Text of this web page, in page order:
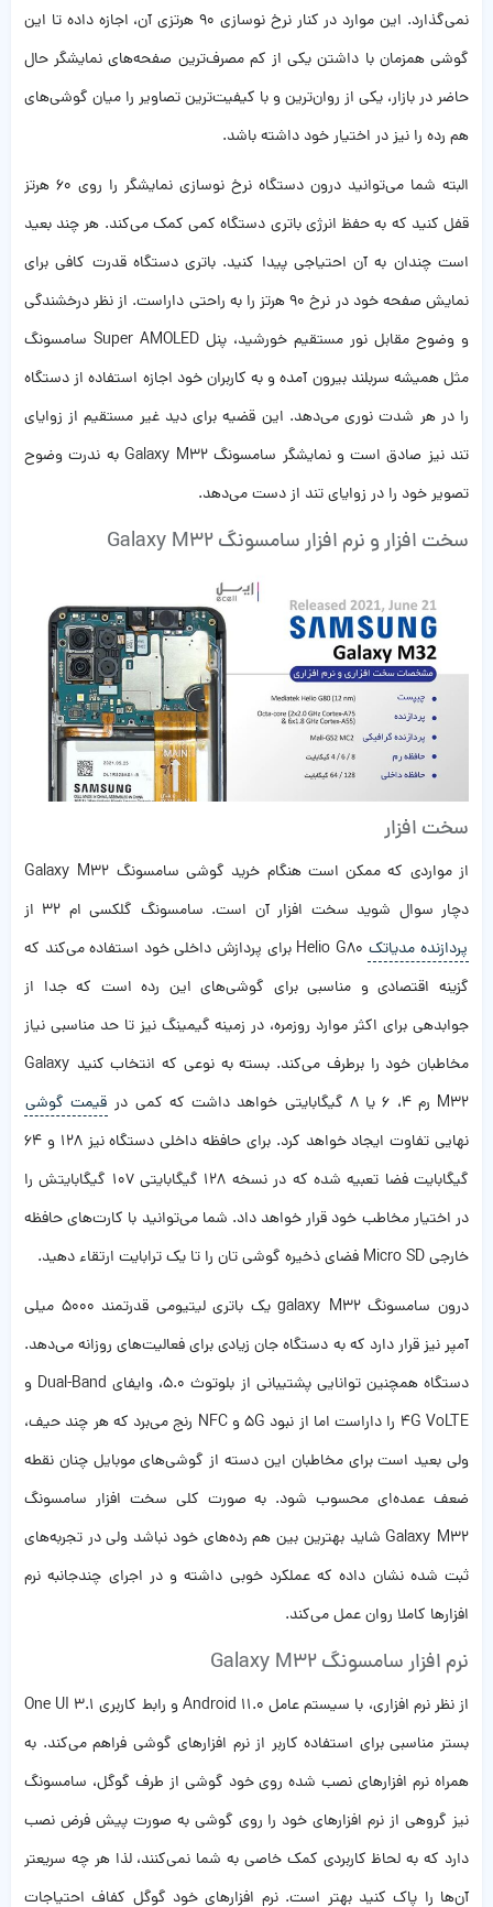
نمی‌گذارد. این موارد در کنار نرخ نوسازی 90 هرتزی آن، اجازه داده تا این
گوشی همزمان با داشتن یکی از کم مصرف‌ترین صفحه‌های نمایشگر حال
حاضر در بازار، یکی از روان‌ترین و با کیفیت‌ترین تصاویر را میان گوشی‌های
هم رده را نیز در اختیار خود داشته باشد.
البته شما می‌توانید درون دستگاه نرخ نوسازی نمایشگر را روی 60 هرتز
قفل کنید که به حفظ انرژی باتری دستگاه کمی کمک می‌کند. هر چند بعید
است چندان به آن احتیاجی پیدا کنید. باتری دستگاه قدرت کافی برای
نمایش صفحه خود در نرخ 90 هرتز را به راحتی داراست. از نظر درخشندگی
و وضوح مقابل نور مستقیم خورشید، پنل Super AMOLED سامسونگ
مثل همیشه سربلند بیرون آمده و به کاربران خود اجازه استفاده از دستگاه
را در هر شدت نوری می‌دهد. این قضیه برای دید غیر مستقیم از زوایای
تند نیز صادق است و نمایشگر سامسونگ Galaxy M32 به ندرت وضوح
تصویر خود را در زوایای تند از دست می‌دهد.
سخت افزار و نرم افزار سامسونگ Galaxy M32
سخت افزار
از مواردی که ممکن است هنگام خرید گوشی سامسونگ Galaxy M32
دچار سوال شوید سخت افزار آن است. سامسونگ گلکسی ام 32 از
پردازنده مدیاتک
Helio G80 برای پردازش داخلی خود استفاده می‌کند که
گزینه اقتصادی و مناسبی برای گوشی‌های این رده است که جدا از
جوابدهی برای اکثر موارد روزمره، در زمینه گیمینگ نیز تا حد مناسبی نیاز
مخاطبان خود را برطرف می‌کند. بسته به نوعی که انتخاب کنید Galaxy
M32 رم 4، 6 یا 8 گیگابایتی خواهد داشت که کمی در
قیمت گوشی
نهایی تفاوت ایجاد خواهد کرد. برای حافظه داخلی دستگاه نیز 128 و 64
گیگابایت فضا تعبیه شده که در نسخه 128 گیگابایتی 107 گیگابایتش را
در اختیار مخاطب خود قرار خواهد داد. شما می‌توانید با کارت‌های حافظه
خارجی Micro SD فضای ذخیره گوشی تان را تا یک ترابایت ارتقاء دهید.
درون سامسونگ galaxy M32 یک باتری لیتیومی قدرتمند 5000 میلی
آمپر نیز قرار دارد که به دستگاه جان زیادی برای فعالیت‌های روزانه می‌دهد.
دستگاه همچنین توانایی پشتیبانی از بلوتوث 5.0، وایفای Dual-Band و
4G VoLTE را داراست اما از نبود 5G و NFC رنج می‌برد که هر چند حیف،
ولی بعید است برای مخاطبان این دسته از گوشی‌های موبایل چنان نقطه
ضعف عمده‌ای محسوب شود. به صورت کلی سخت افزار سامسونگ
Galaxy M32 شاید بهترین بین هم رده‌های خود نباشد ولی در تجربه‌های
ثبت شده نشان داده که عملکرد خوبی داشته و در اجرای چندجانبه نرم
افزارها کاملا روان عمل می‌کند.
نرم افزار سامسونگ Galaxy M32
از نظر نرم افزاری، با سیستم عامل Android 11.0 و رابط کاربری One UI 3.1
بستر مناسبی برای استفاده کاربر از نرم افزارهای گوشی فراهم می‌کند. به
همراه نرم افزارهای نصب شده روی خود گوشی از طرف گوگل، سامسونگ
نیز گروهی از نرم افزارهای خود را روی گوشی به صورت پیش فرض نصب
دارد که به لحاظ کاربردی کمک خاصی به شما نمی‌کنند، لذا هر چه سریعتر
آن‌ها را پاک کنید بهتر است. نرم افزارهای خود گوگل کفاف احتیاجات